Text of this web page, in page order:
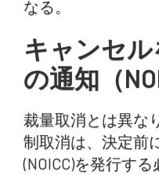
なる。
キャンセ
の通知（
裁量取消とは異な
制取消は、決定前
(NOICC)を発行す